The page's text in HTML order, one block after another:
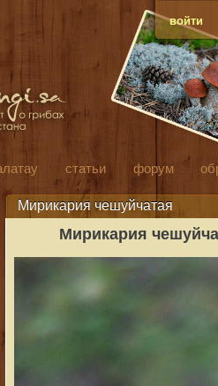
войти
статьи форум
Мирикария чешуйчатая
Мирикария